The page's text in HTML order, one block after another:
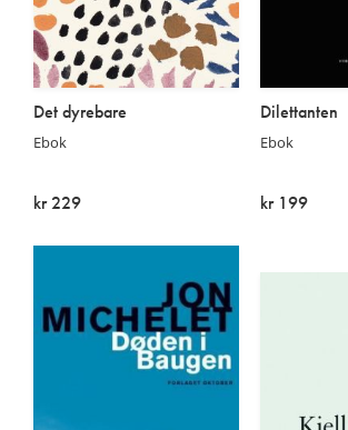
Det dyrebare
Ebok
kr 229
Dilettanten
Ebok
kr 199